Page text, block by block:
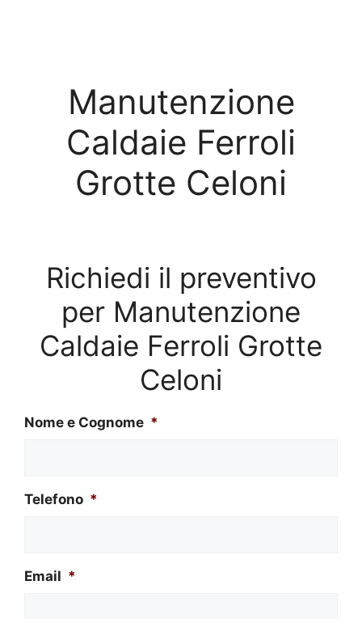
Manutenzione
Caldaie Ferroli
Grotte Celoni
Richiedi il preventivo
per Manutenzione
Caldaie Ferroli Grotte
Celoni
Nome e Cognome *
Telefono *
Email *